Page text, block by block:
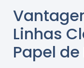
Linhas
Papel